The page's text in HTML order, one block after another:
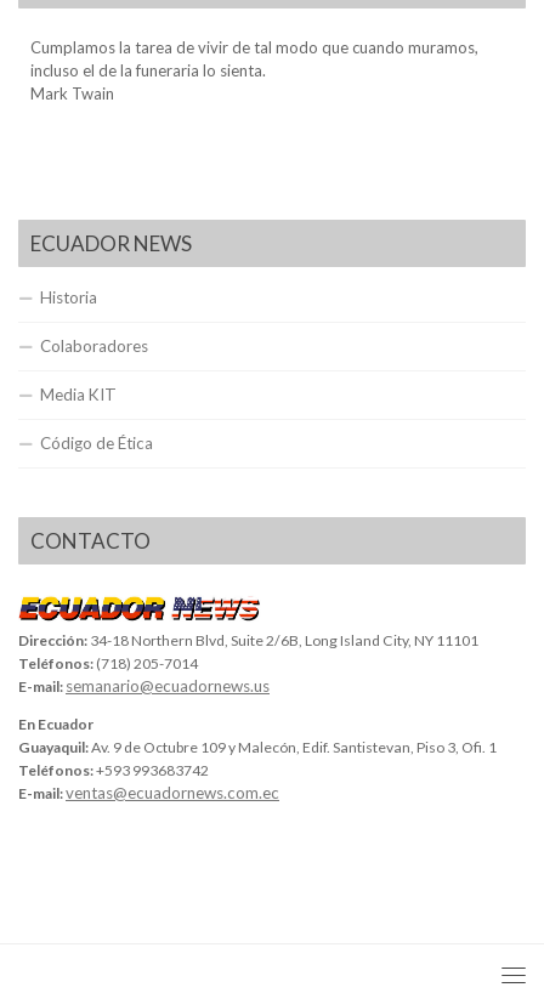
Cumplamos la tarea de vivir de tal modo que cuando muramos,
incluso el de la funeraria lo sienta.
Mark Twain
ECUADOR NEWS
Historia
Colaboradores
Media KIT
Código de Ética
CONTACTO
Dirección: 34-18 Northern Blvd, Suite 2/6B, Long Island City, NY 11101
Teléfonos: (718) 205-7014
E-mail: semanario@ecuadornews.us
En Ecuador
Guayaquil:Av. 9 de Octubre 109 y Malecón, Edif. Santistevan, Piso 3, Ofi. 1
Teléfonos:+593 993683742
E-mail:ventas@ecuadornews.com.ec